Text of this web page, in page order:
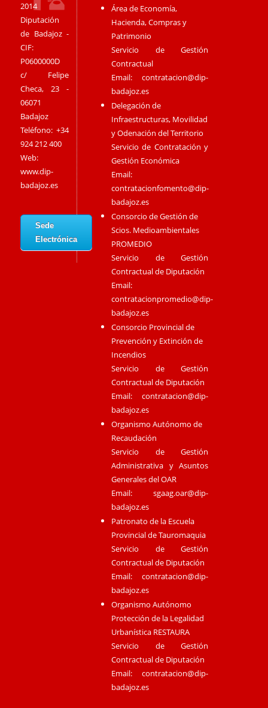
2014
Diputación
de Badajoz -
CIF:
P0600000D
c/ Felipe
Checa, 23 -
06071
Badajoz
Teléfono: +34
924 212 400
Web:
www.dip-
badajoz.es
Sede
Electrónica
Área de Economía,
Hacienda, Compras y
Patrimonio
Servicio de Gestión
Contractual
Email:contratacion@dip-
badajoz.es
Delegación de
Infraestructuras, Movilidad
y Odenación del Territorio
Servicio de Contratación y
Gestión Económica
Email:
contratacionfomento@dip-
badajoz.es
Consorcio de Gestión de
Scios. Medioambientales
PROMEDIO
Servicio de Gestión
Contractual de Diputación
Email:
contratacionpromedio@dip-
badajoz.es
Consorcio Provincial de
Prevención y Extinción de
Incendios
Servicio de Gestión
Contractual de Diputación
Email:contratacion@dip-
badajoz.es
Organismo Autónomo de
Recaudación
Servicio de Gestión
Administrativa y Asuntos
Generales del OAR
Email:sgaag.oar@dip-
badajoz.es
Patronato de la Escuela
Provincial de Tauromaquia
Servicio de Gestión
Contractual de Diputación
Email:contratacion@dip-
badajoz.es
Organismo Autónomo
Protección de la Legalidad
Urbanística RESTAURA
Servicio de Gestión
Contractual de Diputación
Email:contratacion@dip-
badajoz.es